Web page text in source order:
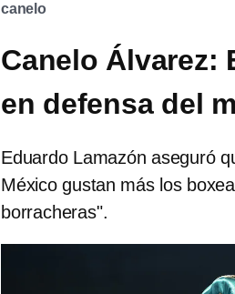
canelo
Canelo Álvarez:
en defensa del
Eduardo Lamazón aseguró
México gustan más los
borracheras".